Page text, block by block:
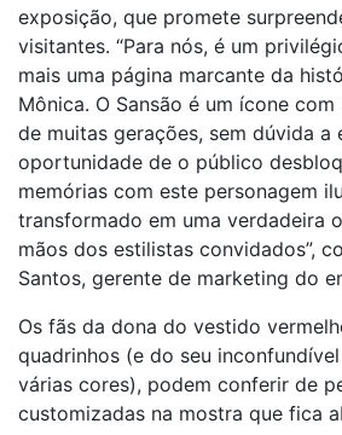
exposição, que promete
visitantes. “Para nós, é um
mais uma página marcante da
Mônica. O Sansão é um ícone
de muitas gerações, sem dúvida a
oportunidade de o público
memórias com este personagem
transformado em uma verdadeira
mãos dos estilistas convidados”,
Santos, gerente de marketing do
Os fãs da dona do vestido
quadrinhos (e do seu
várias cores), podem conferir de
customizadas na mostra que fica